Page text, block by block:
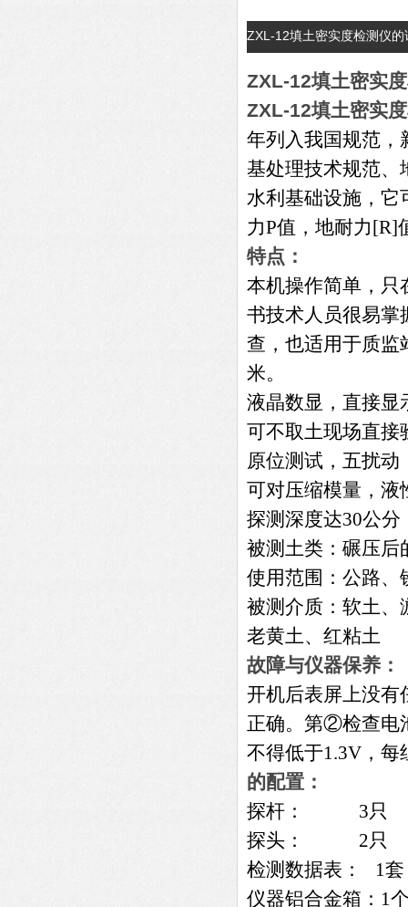
ZXL-12填土密实度检测仪的
ZXL-12填土密实
ZXL-12填土密实
年列入我国规范
基处理技术规范、
水利基础设施，它
力P值，地耐力[R]
特点：
本机操作简单，只
书技术人员很易掌
查，也适用于质监
米。
液晶数显，直接显
可不取土现场直接
原位测试，五扰动
可对压缩模量，液
探测深度达30公分
被测土类：碾压后
使用范围：公路、
被测介质：软土、
老黄土、红粘土
故障与仪器保养：
开机后表屏上没有
正确。第②检查电
不得低于1.3V，每
的配置：
探杆： 3只
探头： 2只
检测数据表： 1套
仪器铝合金箱：1